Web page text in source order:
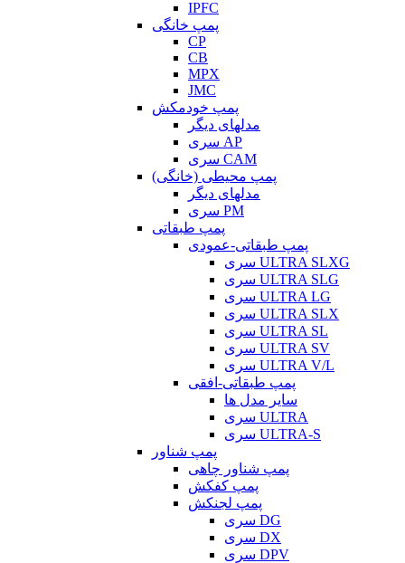
IPFC
پمپ خانگی
CP
CB
MPX
JMC
پمپ خودمکش
مدلهای دیگر
سری AP
سری CAM
پمپ محیطی (خانگی)
مدلهای دیگر
سری PM
پمپ طبقاتی
پمپ طبقاتی-عمودی
سری ULTRA SLXG
سری ULTRA SLG
سری ULTRA LG
سری ULTRA SLX
سری ULTRA SL
سری ULTRA SV
سری ULTRA V/L
پمپ طبقاتی-افقی
سایر مدل ها
سری ULTRA
سری ULTRA-S
پمپ شناور
پمپ شناور چاهی
پمپ کفکش
پمپ لجنکش
سری DG
سری DX
سری DPV